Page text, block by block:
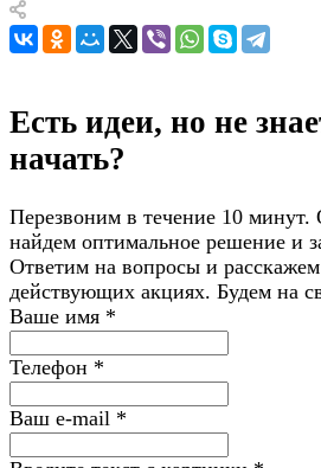
Есть идеи, но не
начать?
Перезвоним в течение 10 минут.
найдем оптимальное решение и
Ответим на вопросы и
действующих акциях. Будем на
Ваше имя *
Телефон *
Ваш e-mail *